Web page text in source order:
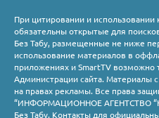
При цитировании и использовании
обязательны открытые для
Без Табу, размещенные не ниже
использование материалов в
приложениях и SmartTV возможно
Администрации сайта. Материалы
на правах рекламы. Все права
“ИНФОРМАЦИОННОЕ АГЕНТСТВО
Без Табу. Контакты для